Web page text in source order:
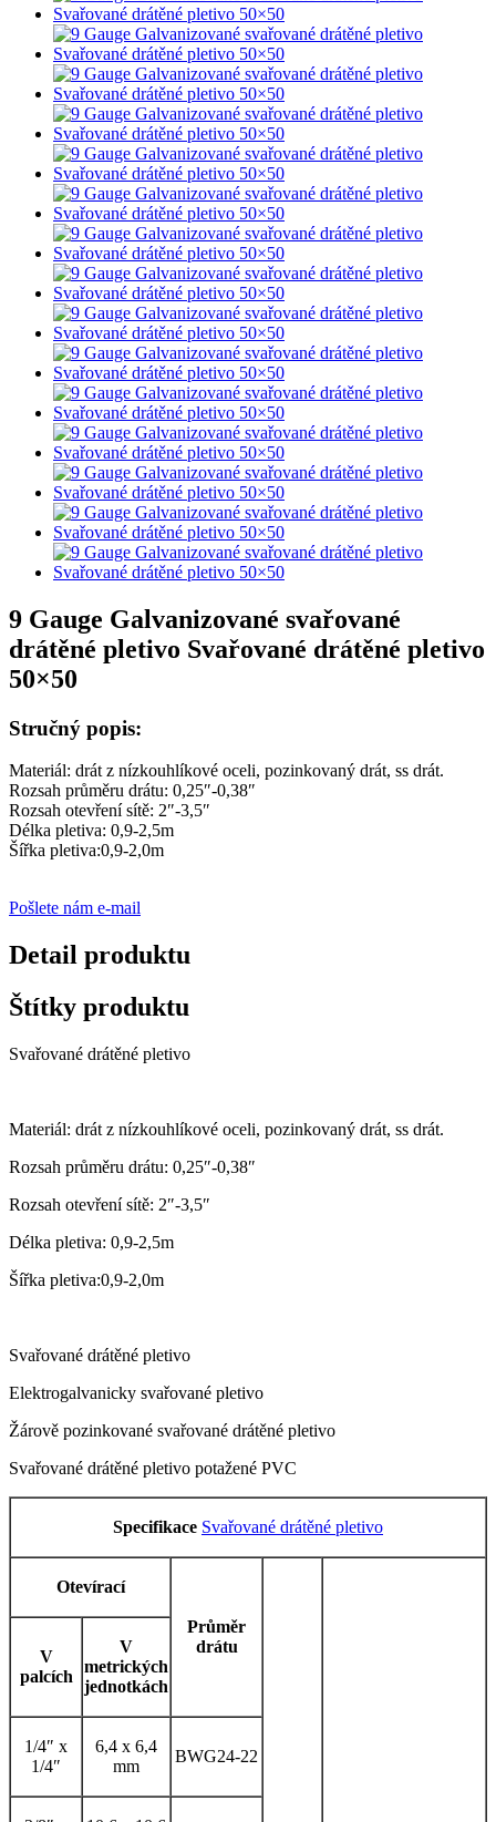
9 Gauge Galvanizované svařované
drátěné pletivo Svařované drátěné pletivo
50×50
Stručný popis:
Materiál: drát z nízkouhlíkové oceli, pozinkovaný drát, ss drát.
Rozsah průměru drátu: 0,25″-0,38″
Rozsah otevření sítě: 2″-3,5″
Délka pletiva: 0,9-2,5m
Šířka pletiva:0,9-2,0m
Pošlete nám e-mail
Detail produktu
Štítky produktu
Svařované drátěné pletivo
Materiál: drát z nízkouhlíkové oceli, pozinkovaný drát, ss drát.
Rozsah průměru drátu: 0,25″-0,38″
Rozsah otevření sítě: 2″-3,5″
Délka pletiva: 0,9-2,5m
Šířka pletiva:0,9-2,0m
Svařované drátěné pletivo
Elektrogalvanicky svařované pletivo
Žárově pozinkované svařované drátěné pletivo
Svařované drátěné pletivo potažené PVC
Specifikace Svařované drátěné pletivo
Otevírací
Průměr
drátu
V
palcích
V
metrických
jednotkách
1/4″ x
1/4″
6,4 x 6,4
mm
BWG24-22